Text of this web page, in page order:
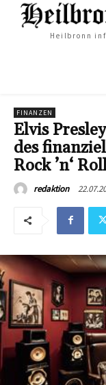
Heilbronn
FINANZEN
Elvis
des
Rock ’n‘
redaktion